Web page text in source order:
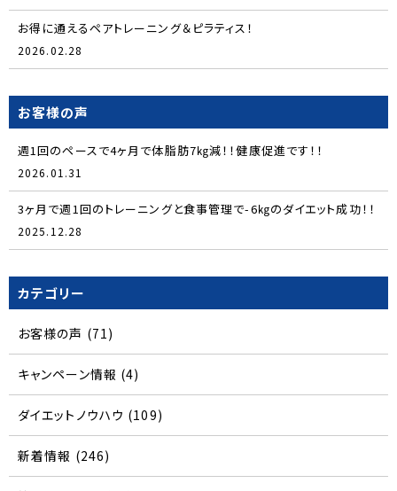
お得に通えるペアトレーニング＆ピラティス！
2026.02.28
お客様の声
週1回のペースで4ヶ月で体脂肪7㎏減！！健康促進です！！
2026.01.31
3ヶ月で週1回のトレーニングと食事管理で-6㎏のダイエット成功！！
2025.12.28
カテゴリー
お客様の声 (71)
キャンペーン情報 (4)
ダイエットノウハウ (109)
新着情報 (246)